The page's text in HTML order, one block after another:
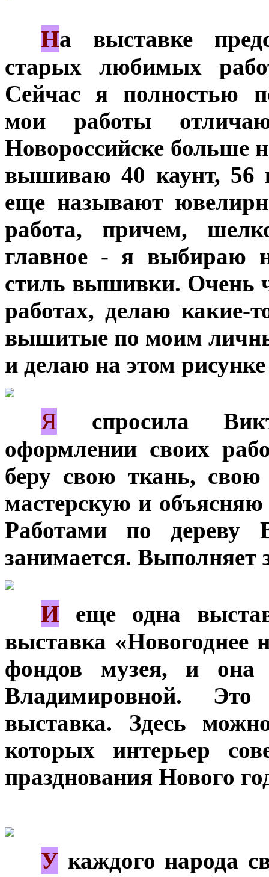
На выставке
старых любимых
Сейчас я полностью
мои работы
Новороссийске больше
вышиваю 40 каунт, 56
еще называют
работа, причем,
главное - я выбираю
стиль вышивки. Очень
работах, делаю какие-
вышитые по моим
и делаю на этом
Я спросила
оформлении своих
беру свою ткань,
мастерскую и
Работами по дереву
занимается. Выполняет
И еще одна
выставка «Новогоднее
фондов музея, и она
Владимировной.
выставка. Здесь
которых интерьер
празднования Нового
У каждого народа